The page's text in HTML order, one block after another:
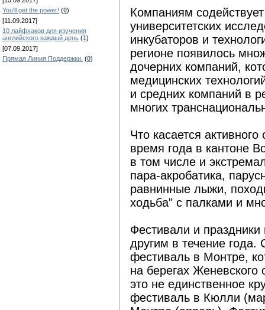
You'll get the power! (0)
[11.09.2017]
10 лайфхаков для изучения
английского каждый день (1)
[07.09.2017]
Прямая Линия Поддержки. (0)
Компаниям
университетских
инкубаторов и
регионе появилось
дочерних компаний,
медицинских
и средних компаний в
многих
Что касается
время года в кантоне
в том числе и
пара-акробатика,
равнинные лыжи,
ходьба" с палками и
Фестивали и
другим в течение
фестиваль в Монтре,
на берегах Женевского
это не единственное
фестиваль в Кюлли